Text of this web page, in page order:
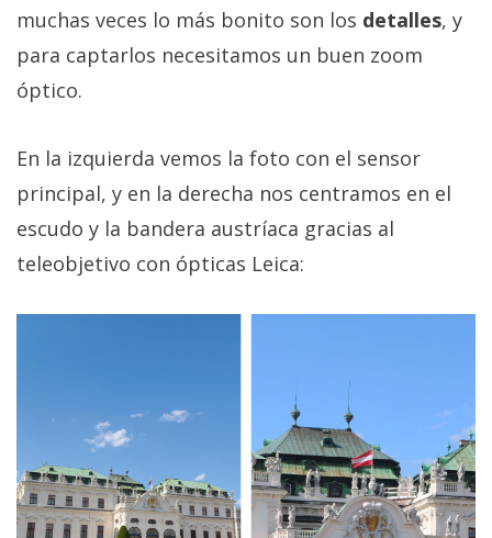
muchas veces lo más bonito son los detalles, y
para captarlos necesitamos un buen zoom
óptico.
En la izquierda vemos la foto con el sensor
principal, y en la derecha nos centramos en el
escudo y la bandera austríaca gracias al
teleobjetivo con ópticas Leica: